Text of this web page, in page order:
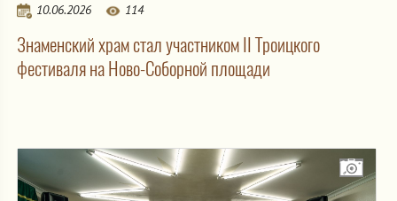
10.06.2026 114
Знаменский храм стал участником II Троицкого
фестиваля на Ново-Соборной площади